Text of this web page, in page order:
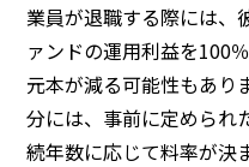
業員が退職する際には、
ァンドの運用利益を100
元本が減る可能性もあり
分には、事前に定められ
続年数に応じて料率が決